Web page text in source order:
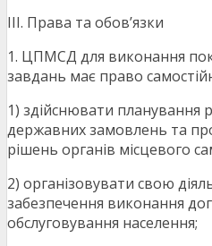
ІІІ. Права та обов’язки
1. ЦПМСД для виконання
завдань має право
1) здійснювати планування
державних замовлень та
рішень органів місцевого
2) організовувати свою
забезпечення виконання
обслуговування населення;